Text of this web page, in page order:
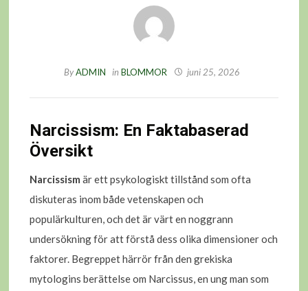
ByADMIN in BLOMMOR juni 25, 2026
Narcissism: En Faktabaserad
Översikt
Narcissism är ett psykologiskt tillstånd som ofta
diskuteras inom både vetenskapen och
populärkulturen, och det är värt en noggrann
undersökning för att förstå dess olika dimensioner och
faktorer. Begreppet härrör från den grekiska
mytologins berättelse om Narcissus, en ung man som